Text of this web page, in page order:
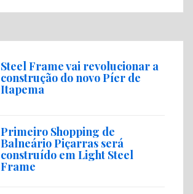
Steel Frame vai revolucionar a
construção do novo Píer de
Itapema
Primeiro Shopping de
Balneário Piçarras será
construído em Light Steel
Frame